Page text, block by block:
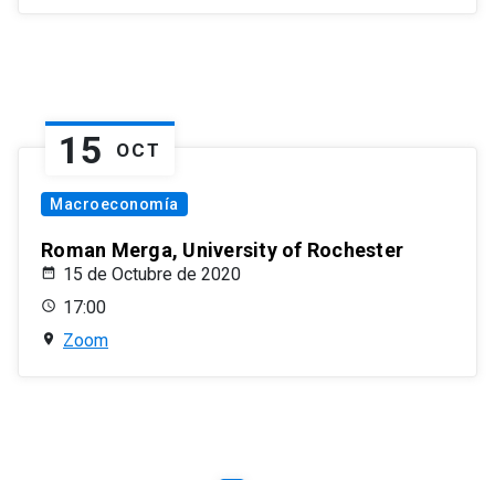
15 OCT
Macroeconomía
Roman Merga, University of Rochester
15 de Octubre de 2020
17:00
Zoom